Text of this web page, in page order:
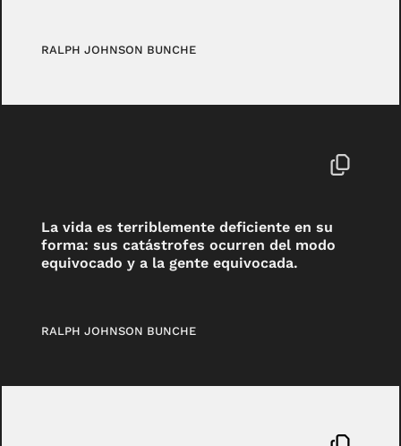
RALPH JOHNSON BUNCHE
La vida es terriblemente deficiente en su
forma: sus catástrofes ocurren del modo
equivocado y a la gente equivocada.
RALPH JOHNSON BUNCHE